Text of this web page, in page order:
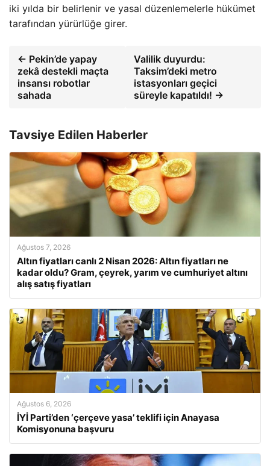
iki yılda bir belirlenir ve yasal düzenlemelerle hükümet
tarafından yürürlüğe girer.
← Pekin’de yapay
zekâ destekli maçta
insansı robotlar
sahada
Valilik duyurdu:
Taksim’deki metro
istasyonları geçici
süreyle kapatıldı! →
Tavsiye Edilen Haberler
Ağustos 7, 2026
Altın fiyatları canlı 2 Nisan 2026: Altın fiyatları ne
kadar oldu? Gram, çeyrek, yarım ve cumhuriyet altını
alış satış fiyatları
Ağustos 6, 2026
İYİ Parti’den ‘çerçeve yasa’ teklifi için Anayasa
Komisyonuna başvuru